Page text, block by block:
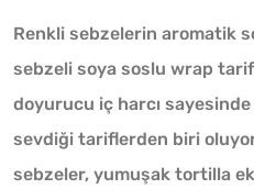
Renkli sebzelerin aromatik
sebzeli soya soslu wrap
doyurucu iç harcı sayesinde
sevdiği tariflerden biri
sebzeler, yumuşak tortilla